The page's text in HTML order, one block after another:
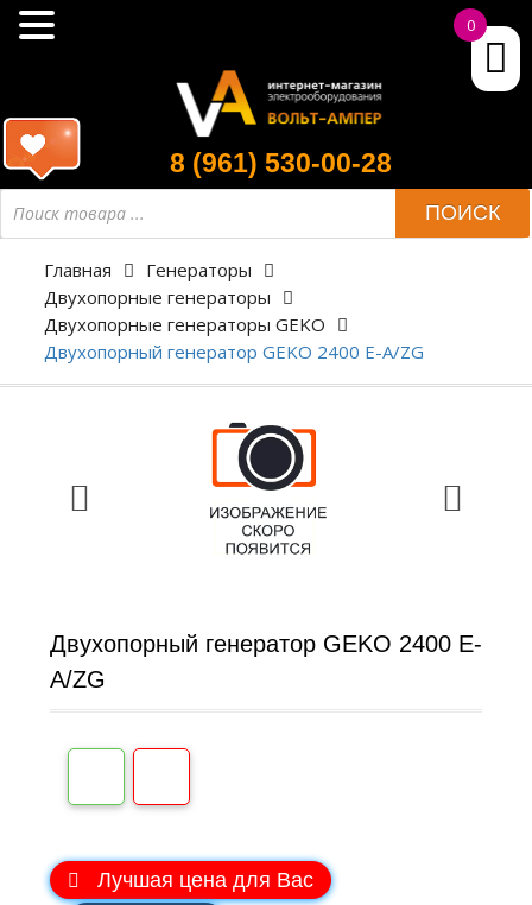
8 (961) 530-00-28
ПОИСК
Главная
Генераторы
Двухопорные генераторы
Двухопорные генераторы GEKO
Двухопорный генератор GEKO 2400 E-A/ZG
Двухопорный генератор GEKO 2400 E-
A/ZG
Лучшая цена для Вас В наличии
0